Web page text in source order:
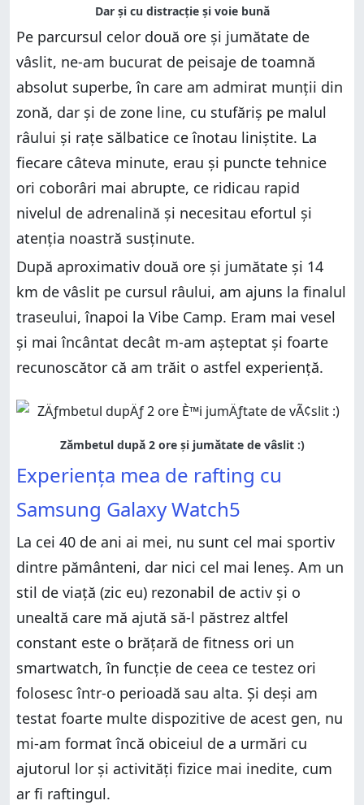
Pe parcursul celor două ore și jumătate de
vâslit, ne-am bucurat de peisaje de toamnă
absolut superbe, în care am admirat munții din
zonă, dar și de zone line, cu stufăriș pe malul
râului și rațe sălbatice ce înotau liniștite. La
fiecare câteva minute, erau și puncte tehnice
ori coborâri mai abrupte, ce ridicau rapid
nivelul de adrenalină și necesitau efortul și
atenția noastră susținute.
După aproximativ două ore și jumătate și 14
km de vâslit pe cursul râului, am ajuns la finalul
traseului, înapoi la Vibe Camp. Eram mai vesel
și mai încântat decât m-am așteptat și foarte
recunoscător că am trăit o astfel experiență.
Experiența mea de rafting cu
Samsung Galaxy Watch5
La cei 40 de ani ai mei, nu sunt cel mai sportiv
dintre pământeni, dar nici cel mai leneș. Am un
stil de viață (zic eu) rezonabil de activ și o
unealtă care mă ajută să-l păstrez altfel
constant este o brățară de fitness ori un
smartwatch, în funcție de ceea ce testez ori
folosesc într-o perioadă sau alta. Și deși am
testat foarte multe dispozitive de acest gen, nu
mi-am format încă obiceiul de a urmări cu
ajutorul lor și activități fizice mai inedite, cum
ar fi raftingul.